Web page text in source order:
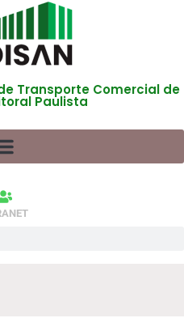
Transporte Comercial de
Paulista